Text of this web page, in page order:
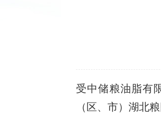
受中储粮油脂有
（区、市）湖北